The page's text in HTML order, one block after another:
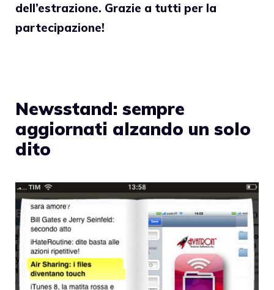
dell’estrazione. Grazie a tutti per la
partecipazione!
Newsstand: sempre
aggiornati alzando un solo
dito